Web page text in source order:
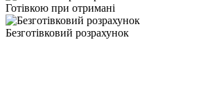
Готівкою при отримані
Безготівковий розрахунок